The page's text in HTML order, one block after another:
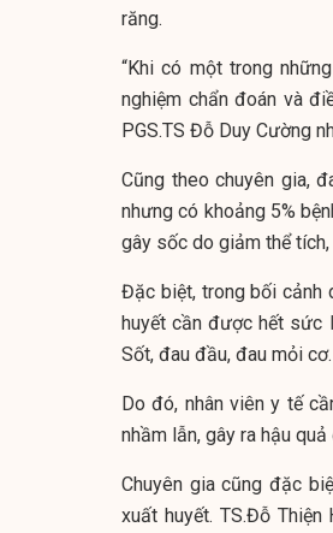
răng.
“Khi có một trong
nghiệm chẩn đoán và
PGS.TS Đỗ Duy Cường
Cũng theo chuyên gia,
nhưng có khoảng 5%
gây sốc do giảm thể
Đặc biệt, trong bối cảnh
huyết cần được hết sức
Sốt, đau đầu, đau mỏi cơ.
Do đó, nhân viên y tế
nhầm lẫn, gây ra hậu quả
Chuyên gia cũng đặc
xuất huyết. TS.Đỗ Thiện